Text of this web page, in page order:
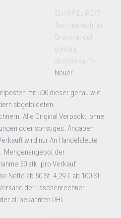
SHARP EL-R277
Taschenrechner
Grosshandel
günstig
abzuverkaufen
Neuer
mit 500 dieser genau wie
abgebildeten
Alle Original Verpackt, ohne
oder sonstiges. Angaben
wird nur An Handelsleute
Mengenangebot der
50 stk. pro Verkauf.
Netto ab 50 St. 4,29 € ab 100 St.
der Taschenrechner
all bekannten DHL ...